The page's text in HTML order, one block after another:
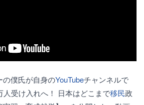
の僕氏が自身のYouTubeチャンネルで
人受け入れへ！ 日本はどこまで移民政